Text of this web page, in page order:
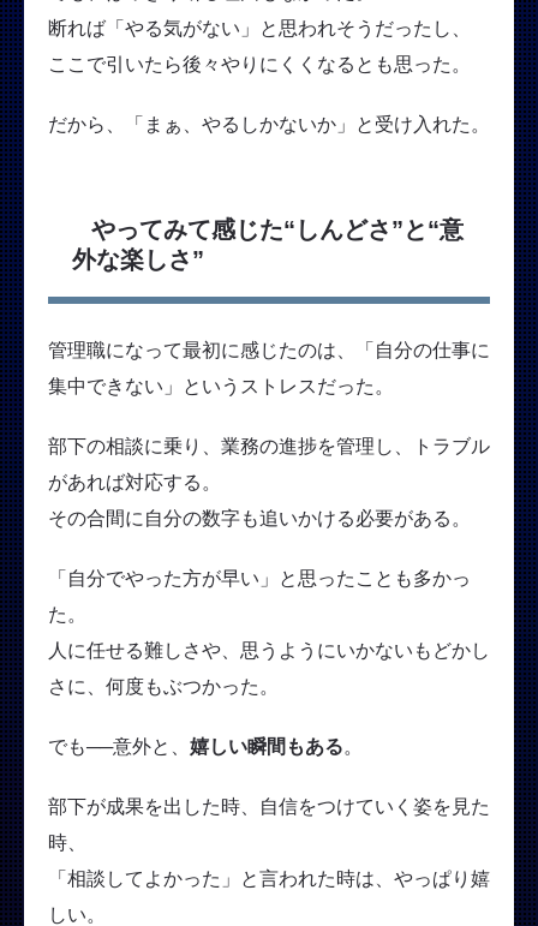
断れば「やる気がない」と思われそうだったし、
ここで引いたら後々やりにくくなるとも思った。
だから、「まぁ、やるしかないか」と受け入れた。
やってみて感じた“しんどさ”と“意
外な楽しさ”
管理職になって最初に感じたのは、「自分の仕事に
集中できない」というストレスだった。
部下の相談に乗り、業務の進捗を管理し、トラブル
があれば対応する。
その合間に自分の数字も追いかける必要がある。
「自分でやった方が早い」と思ったことも多かっ
た。
人に任せる難しさや、思うようにいかないもどかし
さに、何度もぶつかった。
でも──意外と、 嬉しい瞬間もある。
部下が成果を出した時、自信をつけていく姿を見た
時、
「相談してよかった」と言われた時は、やっぱり嬉
しい。